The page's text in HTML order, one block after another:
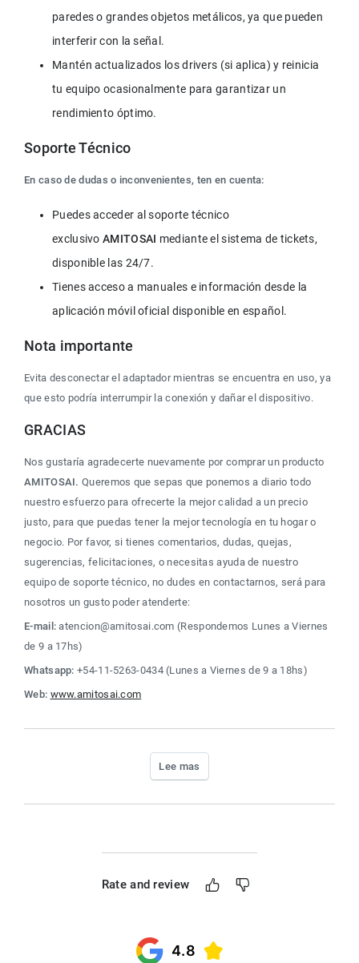
paredes o grandes objetos metálicos, ya que pueden
interferir con la señal.
Mantén actualizados los drivers (si aplica) y reinicia
tu equipo ocasionalmente para garantizar un
rendimiento óptimo.
Soporte Técnico
En caso de dudas o inconvenientes, ten en cuenta:
Puedes acceder al soporte técnico
exclusivo AMITOSAI mediante el sistema de tickets,
disponible las 24/7.
Tienes acceso a manuales e información desde la
aplicación móvil oficial disponible en español.
Nota importante
Evita desconectar el adaptador mientras se encuentra en uso, ya
que esto podría interrumpir la conexión y dañar el dispositivo.
GRACIAS
Nos gustaría agradecerte nuevamente por comprar un producto
AMITOSAI. Queremos que sepas que ponemos a diario todo
nuestro esfuerzo para ofrecerte la mejor calidad a un precio
justo, para que puedas tener la mejor tecnología en tu hogar o
negocio. Por favor, si tienes comentarios, dudas, quejas,
sugerencias, felicitaciones, o necesitas ayuda de nuestro
equipo de soporte técnico, no dudes en contactarnos, será para
nosotros un gusto poder atenderte:
E-mail: atencion@amitosai.com (Respondemos Lunes a Viernes
de 9 a 17hs)
Whatsapp: +54-11-5263-0434 (Lunes a Viernes de 9 a 18hs)
Web: www.amitosai.com
Lee mas
Rate and review